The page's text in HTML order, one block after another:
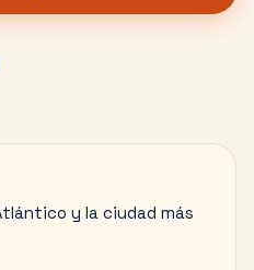
y la ciudad más